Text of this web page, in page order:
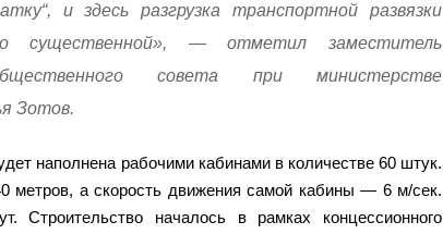
и здесь разгрузка транспортной развязки
существенной», — отметил заместитель
совета при министерстве
Зотов.
наполнена рабочими кабинами в количестве 60 штук.
метров, а скорость движения самой кабины — 6 м/сек.
началось в рамках концессионного